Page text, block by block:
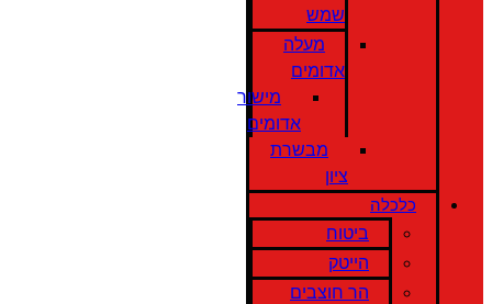
שמש
מעלה
אדומים
מישור
אדומים
מבשרת
ציון
כלכלה
ביטוח
הייטק
הר חוצבים